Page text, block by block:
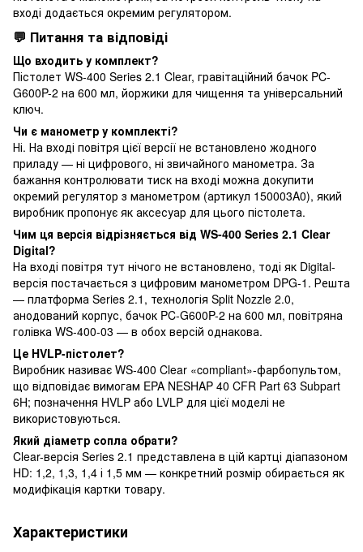
вході додається окремим регулятором.
💬 Питання та відповіді
Що входить у комплект?
Пістолет WS-400 Series 2.1 Clear, гравітаційний бачок PC-
G600P-2 на 600 мл, йоржики для чищення та універсальний
ключ.
Чи є манометр у комплекті?
Ні. На вході повітря цієї версії не встановлено жодного
приладу — ні цифрового, ні звичайного манометра. За
бажання контролювати тиск на вході можна докупити
окремий регулятор з манометром (артикул 150003A0), який
виробник пропонує як аксесуар для цього пістолета.
Чим ця версія відрізняється від WS-400 Series 2.1 Clear
Digital?
На вході повітря тут нічого не встановлено, тоді як Digital-
версія постачається з цифровим манометром DPG-1. Решта
— платформа Series 2.1, технологія Split Nozzle 2.0,
анодований корпус, бачок PC-G600P-2 на 600 мл, повітряна
голівка WS-400-03 — в обох версій однакова.
Це HVLP-пістолет?
Виробник називає WS-400 Clear «compliant»-фарбопультом,
що відповідає вимогам EPA NESHAP 40 CFR Part 63 Subpart
6H; позначення HVLP або LVLP для цієї моделі не
використовуються.
Який діаметр сопла обрати?
Clear-версія Series 2.1 представлена в цій картці діапазоном
HD: 1,2, 1,3, 1,4 і 1,5 мм — конкретний розмір обирається як
модифікація картки товару.
Характеристики